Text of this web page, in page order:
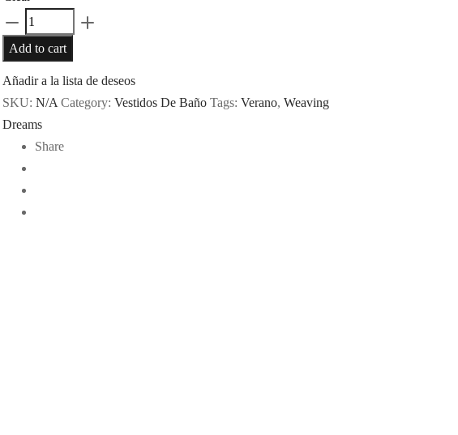
Vestido
de
baño
Breezes
quantity
Add to cart
Añadir a la lista de deseos
SKU: N/A Category: Vestidos De Baño Tags: Verano, Weaving
Dreams
Share